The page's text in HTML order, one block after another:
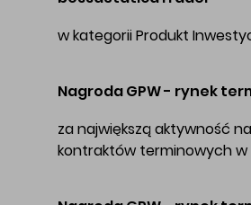
w kategorii Produkt
Nagroda GPW - rynek
za największą aktywność
kontraktów terminowych w